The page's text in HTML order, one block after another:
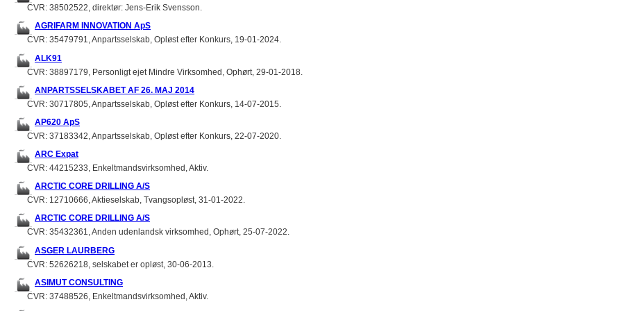
CVR: 38502522, direktør: Jens-Erik Svensson.
AGRIFARM INNOVATION ApS
CVR: 35479791, Anpartsselskab, Opløst efter Konkurs, 19-01-2024.
ALK91
CVR: 38897179, Personligt ejet Mindre Virksomhed, Ophørt, 29-01-2018.
ANPARTSSELSKABET AF 26. MAJ 2014
CVR: 30717805, Anpartsselskab, Opløst efter Konkurs, 14-07-2015.
AP620 ApS
CVR: 37183342, Anpartsselskab, Opløst efter Konkurs, 22-07-2020.
ARC Expat
CVR: 44215233, Enkeltmandsvirksomhed, Aktiv.
ARCTIC CORE DRILLING A/S
CVR: 12710666, Aktieselskab, Tvangsopløst, 31-01-2022.
ARCTIC CORE DRILLING A/S
CVR: 35432361, Anden udenlandsk virksomhed, Ophørt, 25-07-2022.
ASGER LAURBERG
CVR: 52626218, selskabet er opløst, 30-06-2013.
ASIMUT CONSULTING
CVR: 37488526, Enkeltmandsvirksomhed, Aktiv.